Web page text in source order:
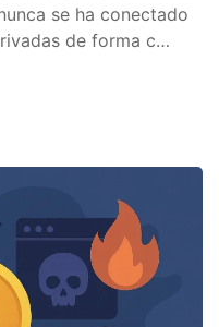
se ha conectado
de forma c…